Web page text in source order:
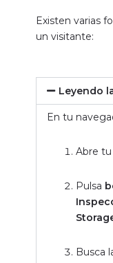
Existen varias
un visitante:
Leyendo
En tu
Abre
Pulsa
Busca